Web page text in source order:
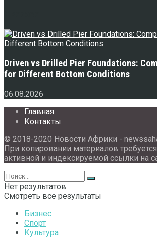
Driven vs Drilled Pier Foundations:
for Different Bottom Conditions
06.08.2026
Главная
Контакты
© 2018-2020 Новости Африки -
При копировании материалов
активной и индексируемой ссылки на
Нет результатов
Смотреть все результаты
Бизнес
Спорт
Культура